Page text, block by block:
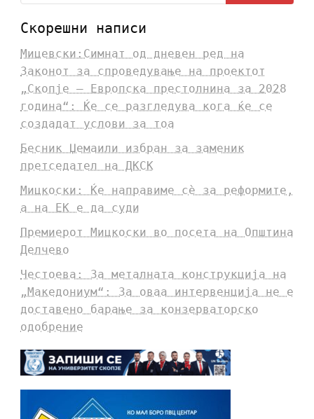
Скорешни написи
Мицевски:Симнат од дневен ред на
Законот за спроведување на проектот
„Скопје – Европска престолнина за 2028
година“: Ќе се разгледува кога ќе се
создадат услови за тоа
Бесник Џемаили избран за заменик
претседател на ДКСК
Мицкоски: Ќе направиме сè за реформите,
а на ЕК е да суди
Премиерот Мицкоски во посета на Општина
Делчево
Честоева: За металната конструкција на
„Македониум“: За оваа интервенција не е
доставено барање за конзерваторско
одобрение